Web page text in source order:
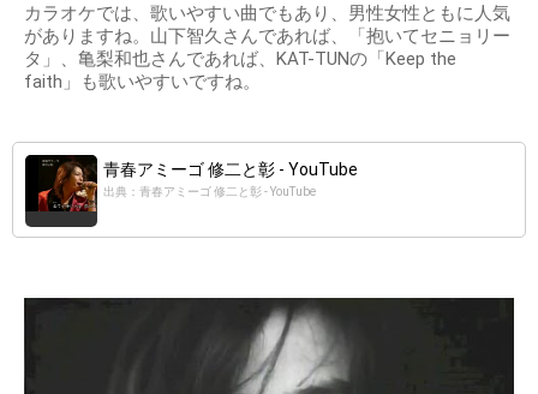
カラオケでは、歌いやすい曲でもあり、男性女性ともに人気
がありますね。山下智久さんであれば、「抱いてセニョリー
タ」、亀梨和也さんであれば、KAT-TUNの「Keep the
faith」も歌いやすいですね。
青春アミーゴ 修二と彰 - YouTube
出典：青春アミーゴ 修二と彰 - YouTube